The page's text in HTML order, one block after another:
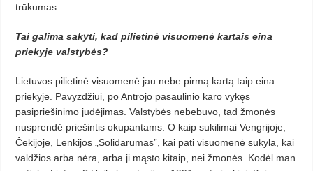
trūkumas.
Tai galima sakyti, kad pilietinė visuomenė kartais eina
priekyje valstybės?
Lietuvos pilietinė visuomenė jau nebe pirmą kartą taip eina
priekyje. Pavyzdžiui, po Antrojo pasaulinio karo vykęs
pasipriešinimo judėjimas. Valsty­bės nebebuvo, tad žmonės
nusprendė priešintis okupantams. O kaip suki­limai Vengrijoje,
Čekijoje, Lenkijos „Solidarumas”, kai pati visuomenė su­kyla, kai
valdžios arba nėra, arba ji mąsto kitaip, nei žmonės. Kodėl man